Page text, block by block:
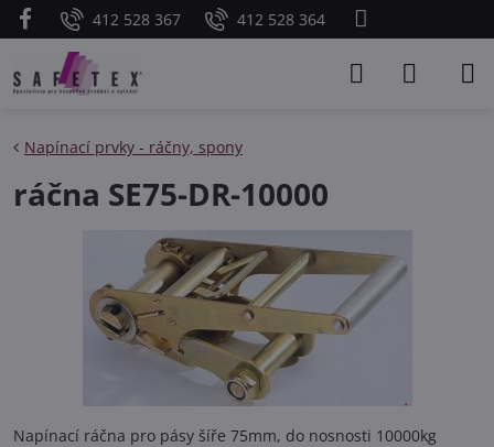
412 528 367 412 528 364
Napínací prvky - ráčny, spony
ráčna SE75-DR-10000
Napínací ráčna pro pásy šíře 75mm, do nosnosti 10000kg